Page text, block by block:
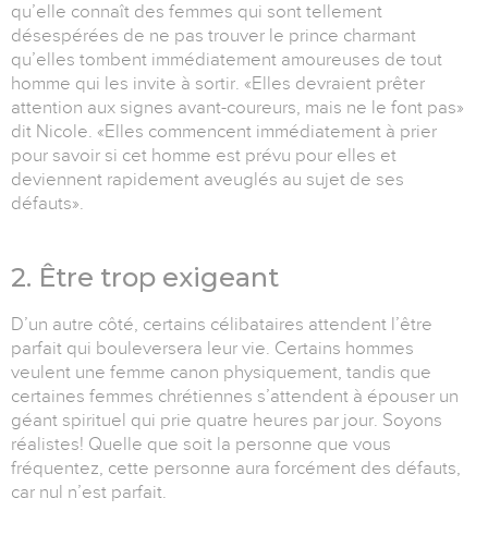
qu’elle connaît des femmes qui sont tellement
désespérées de ne pas trouver le prince charmant
qu’elles tombent immédiatement amoureuses de tout
homme qui les invite à sortir. «Elles devraient prêter
attention aux signes avant-coureurs, mais ne le font pas»
dit Nicole. «Elles commencent immédiatement à prier
pour savoir si cet homme est prévu pour elles et
deviennent rapidement aveuglés au sujet de ses
défauts».
2. Être trop exigeant
D’un autre côté, certains célibataires attendent l’être
parfait qui bouleversera leur vie. Certains hommes
veulent une femme canon physiquement, tandis que
certaines femmes chrétiennes s’attendent à épouser un
géant spirituel qui prie quatre heures par jour. Soyons
réalistes! Quelle que soit la personne que vous
fréquentez, cette personne aura forcément des défauts,
car nul n’est parfait.